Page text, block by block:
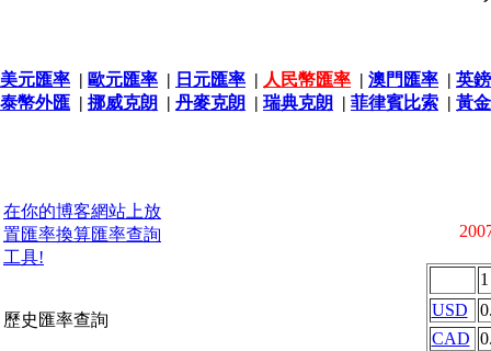
美元匯率 | 歐元匯率 | 日元匯率 | 人民幣匯率 | 澳門匯率 | 英
泰幣外匯 | 挪威克朗 | 丹麥克朗 | 瑞典克朗 | 菲律賓比索 | 黃
在你的博客網站上放
置匯率換算匯率查詢
工具!
歷史匯率查詢
USD
CAD